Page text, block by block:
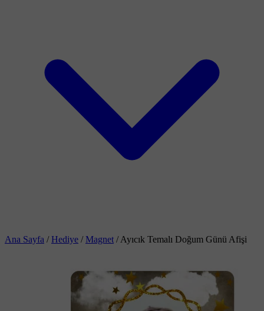
Ana Sayfa / Hediye / Magnet / Ayıcık Temalı Doğum Günü Afişi